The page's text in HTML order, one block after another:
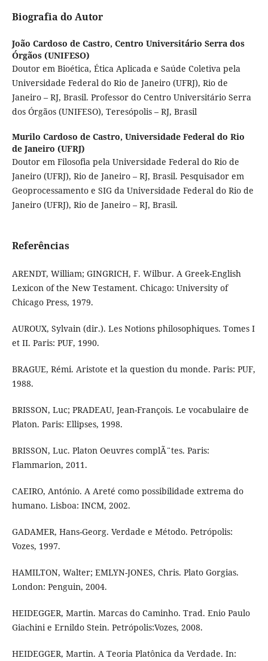
Biografia do Autor
João Cardoso de Castro, Centro Universitário Serra dos
Órgãos (UNIFESO)
Doutor em Bioética, Ética Aplicada e Saúde Coletiva pela
Universidade Federal do Rio de Janeiro (UFRJ), Rio de
Janeiro – RJ, Brasil. Professor do Centro Universitário Serra
dos Órgãos (UNIFESO), Teresópolis – RJ, Brasil
Murilo Cardoso de Castro, Universidade Federal do Rio
de Janeiro (UFRJ)
Doutor em Filosofia pela Universidade Federal do Rio de
Janeiro (UFRJ), Rio de Janeiro – RJ, Brasil. Pesquisador em
Geoprocessamento e SIG da Universidade Federal do Rio de
Janeiro (UFRJ), Rio de Janeiro – RJ, Brasil.
Referências
ARENDT, William; GINGRICH, F. Wilbur. A Greek-English
Lexicon of the New Testament. Chicago: University of
Chicago Press, 1979.
AUROUX, Sylvain (dir.). Les Notions philosophiques. Tomes I
et II. Paris: PUF, 1990.
BRAGUE, Rémi. Aristote et la question du monde. Paris: PUF,
1988.
BRISSON, Luc; PRADEAU, Jean-François. Le vocabulaire de
Platon. Paris: Ellipses, 1998.
BRISSON, Luc. Platon Oeuvres complÃ¨tes. Paris:
Flammarion, 2011.
CAEIRO, António. A Areté como possibilidade extrema do
humano. Lisboa: INCM, 2002.
GADAMER, Hans-Georg. Verdade e Método. Petrópolis:
Vozes, 1997.
HAMILTON, Walter; EMLYN-JONES, Chris. Plato Gorgias.
London: Penguin, 2004.
HEIDEGGER, Martin. Marcas do Caminho. Trad. Enio Paulo
Giachini e Ernildo Stein. Petrópolis:Vozes, 2008.
HEIDEGGER, Martin. A Teoria Platônica da Verdade. In: